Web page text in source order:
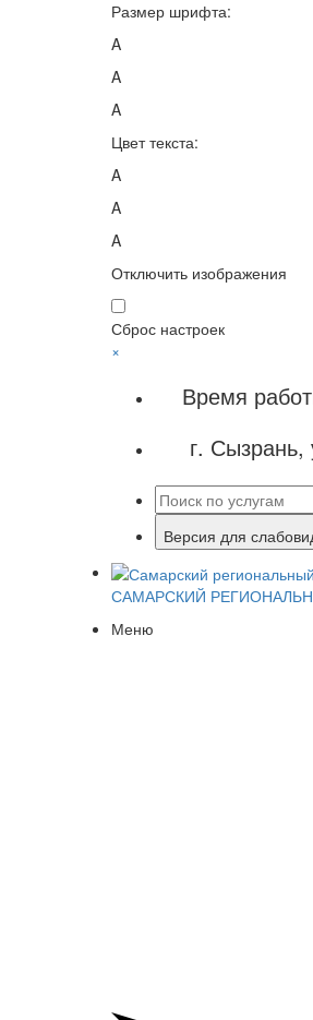
Размер шрифта:
A
A
A
Цвет текста:
A
A
A
Отключить изображения
Сброс настроек
×
Время
г.
Версия для
САМАРСКИЙ
Меню